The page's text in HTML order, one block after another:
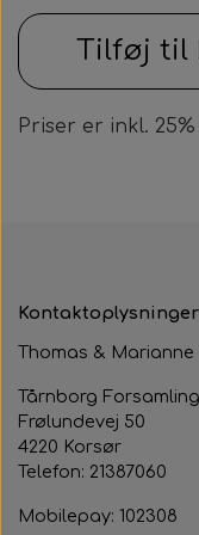
Aften med
Tilføj til
Priser er inkl. 25%
Kontaktoplysninger
Thomas & Marianne
Tårnborg
Frølundevej 50
4220 Korsør
Telefon: 21387060
Mobilepay: 102308